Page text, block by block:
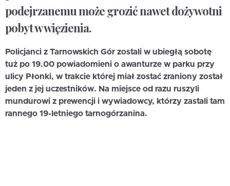
podejrzanemu może grozić nawet dożywotni
pobyt w więzienia.
Policjanci z Tarnowskich Gór zostali w ubiegłą sobotę
tuż po 19.00 powiadomieni o awanturze w parku przy
ulicy Płonki, w trakcie której miał zostać zraniony został
jeden z jej uczestników. Na miejsce od razu ruszyli
mundurowi z prewencji i wywiadowcy, którzy zastali tam
rannego 19-letniego tarnogórzanina.